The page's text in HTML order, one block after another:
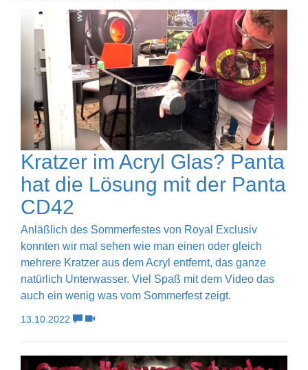
Kratzer im Acryl Glas? Panta
hat die Lösung mit der Panta
CD42
Anläßlich des Sommerfestes von Royal Exclusiv
konnten wir mal sehen wie man einen oder gleich
mehrere Kratzer aus dem Acryl entfernt, das ganze
natürlich Unterwasser. Viel Spaß mit dem Video das
auch ein wenig was vom Sommerfest zeigt.
13.10.2022